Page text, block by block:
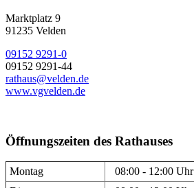
Marktplatz 9
91235 Velden
09152 9291-0
09152 9291-44
rathaus@velden.de
www.vgvelden.de
Öffnungszeiten des Rathauses
Montag 08:00 - 12:00 Uhr